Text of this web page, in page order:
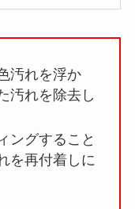
汚れを浮か
汚れを除去し
ングすること
を再付着しに